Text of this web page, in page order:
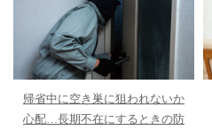
帰省中に空き巣に狙われないか
心配…長期不在にするときの防